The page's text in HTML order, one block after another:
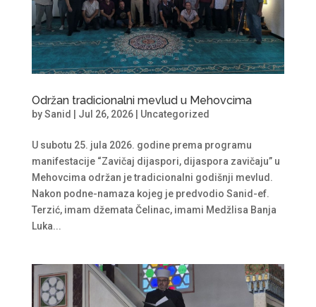
Održan tradicionalni mevlud u Mehovcima
bySanid Jul 26, 2026| Uncategorized
U subotu 25. jula 2026. godine prema programu
manifestacije “Zavičaj dijaspori, dijaspora zavičaju” u
Mehovcima održan je tradicionalni godišnji mevlud.
Nakon podne-namaza kojeg je predvodio Sanid-ef.
Terzić, imam džemata Čelinac, imami Medžlisa Banja
Luka...